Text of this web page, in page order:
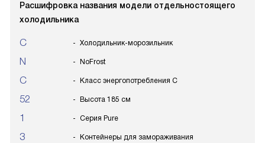
Расшифровка названия модели отдельностоящего
холодильника
C Холодильник-морозильник
N NoFrost
C Класс энергопотребления C
52 Высота 185 см
1 Серия Pure
3 Контейнеры для замораживания